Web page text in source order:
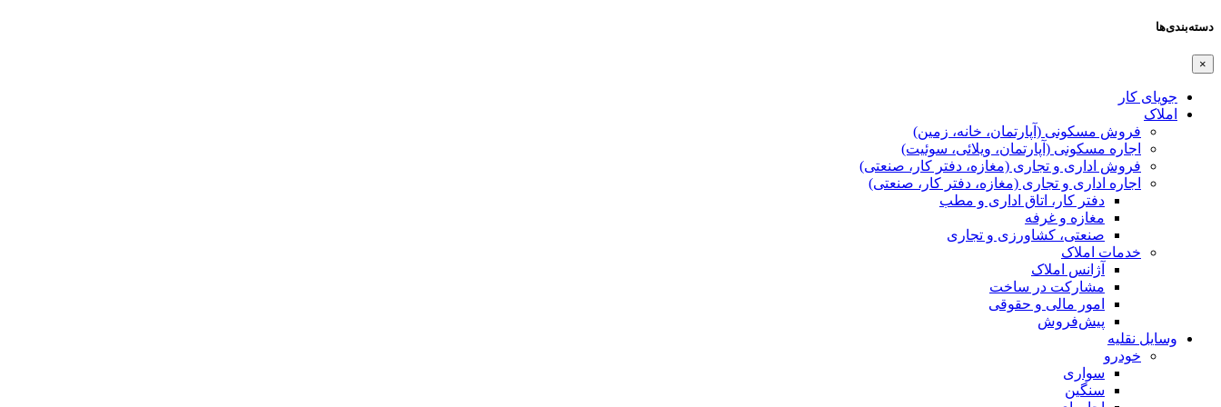
دسته‌بندی‌ها
×
جویای کار
املاک
فروش مسکونی (آپارتمان، خانه، زمین)
اجاره مسکونی (آپارتمان، ویلائی، سوئیت)
فروش اداری و تجاری (مغازه، دفتر کار، صنعتی)
اجاره اداری و تجاری (مغازه، دفتر کار، صنعتی)
دفتر کار، اتاق اداری و مطب
مغازه و غرفه
صنعتی،‌ کشاورزی و تجاری
خدمات املاک
آژانس املاک
مشارکت در ساخت
امور مالی و حقوقی
پیش‌فروش
وسایل نقلیه
خودرو
سواری
سنگین